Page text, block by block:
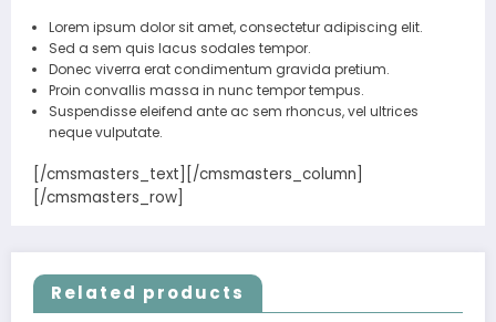
Lorem ipsum dolor sit amet, consectetur adipiscing elit.
Sed a sem quis lacus sodales tempor.
Donec viverra erat condimentum gravida pretium.
Proin convallis massa in nunc tempor tempus.
Suspendisse eleifend ante ac sem rhoncus, vel ultrices
neque vulputate.
[/cmsmasters_text][/cmsmasters_column]
[/cmsmasters_row]
Related products